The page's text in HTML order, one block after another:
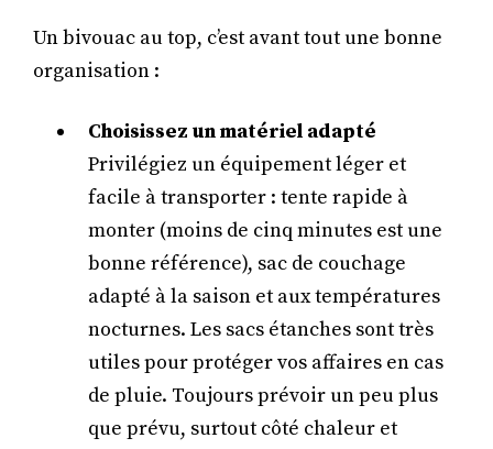
Un bivouac au top, c’est avant tout une bonne
organisation :
Choisissez un matériel adapté
Privilégiez un équipement léger et
facile à transporter : tente rapide à
monter (moins de cinq minutes est une
bonne référence), sac de couchage
adapté à la saison et aux températures
nocturnes. Les sacs étanches sont très
utiles pour protéger vos affaires en cas
de pluie. Toujours prévoir un peu plus
que prévu, surtout côté chaleur et